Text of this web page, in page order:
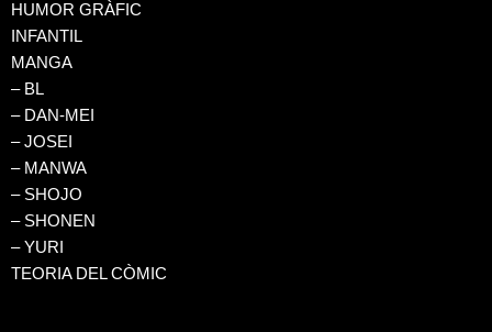
HUMOR GRÀFIC
INFANTIL
MANGA
– BL
– DAN-MEI
– JOSEI
– MANWA
– SHOJO
– SHONEN
– YURI
TEORIA DEL CÒMIC